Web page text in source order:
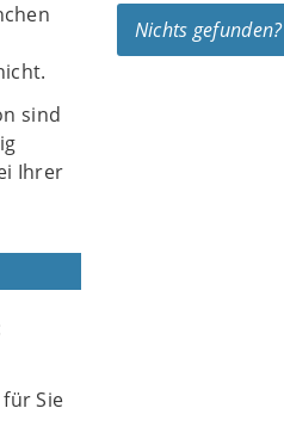
sind
Ihrer
Sie
Nichts gefunden?